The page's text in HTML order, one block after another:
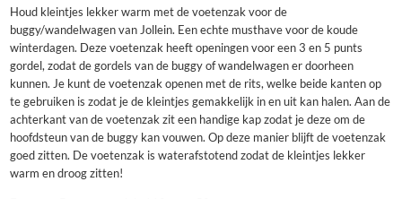
Houd kleintjes lekker warm met de voetenzak voor de
buggy/wandelwagen van Jollein. Een echte musthave voor de koude
winterdagen. Deze voetenzak heeft openingen voor een 3 en 5 punts
gordel, zodat de gordels van de buggy of wandelwagen er doorheen
kunnen. Je kunt de voetenzak openen met de rits, welke beide kanten op
te gebruiken is zodat je de kleintjes gemakkelijk in en uit kan halen. Aan de
achterkant van de voetenzak zit een handige kap zodat je deze om de
hoofdsteun van de buggy kan vouwen. Op deze manier blijft de voetenzak
goed zitten. De voetenzak is waterafstotend zodat de kleintjes lekker
warm en droog zitten!